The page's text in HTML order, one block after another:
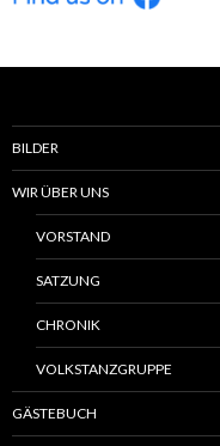
BILDER
WIR ÜBER UNS
VORSTAND
SATZUNG
CHRONIK
VOLKSTANZGRUPPE
GÄSTEBUCH